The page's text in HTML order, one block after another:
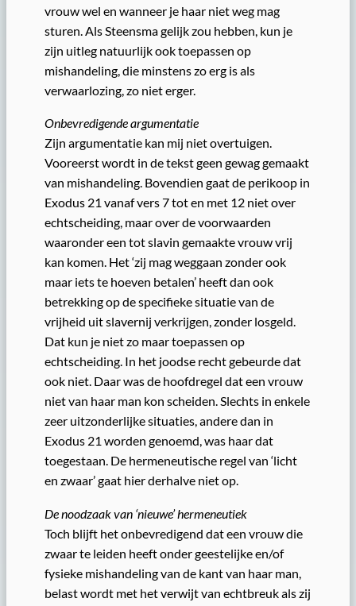
vrouw wel en wanneer je haar niet weg mag
sturen. Als Steensma gelijk zou hebben, kun je
zijn uitleg natuurlijk ook toepassen op
mishandeling, die minstens zo erg is als
verwaarlozing, zo niet erger.
Onbevredigende argumentatie
Zijn argumentatie kan mij niet overtuigen.
Vooreerst wordt in de tekst geen gewag gemaakt
van mishandeling. Bovendien gaat de perikoop in
Exodus 21 vanaf vers 7 tot en met 12 niet over
echtscheiding, maar over de voorwaarden
waaronder een tot slavin gemaakte vrouw vrij
kan komen. Het ‘zij mag weggaan zonder ook
maar iets te hoeven betalen’ heeft dan ook
betrekking op de specifieke situatie van de
vrijheid uit slavernij verkrijgen, zonder losgeld.
Dat kun je niet zo maar toepassen op
echtscheiding. In het joodse recht gebeurde dat
ook niet. Daar was de hoofdregel dat een vrouw
niet van haar man kon scheiden. Slechts in enkele
zeer uitzonderlijke situaties, andere dan in
Exodus 21 worden genoemd, was haar dat
toegestaan. De hermeneutische regel van ‘licht
en zwaar’ gaat hier derhalve niet op.
De noodzaak van ‘nieuwe’ hermeneutiek
Toch blijft het onbevredigend dat een vrouw die
zwaar te leiden heeft onder geestelijke en/of
fysieke mishandeling van de kant van haar man,
belast wordt met het verwijt van echtbreuk als zij